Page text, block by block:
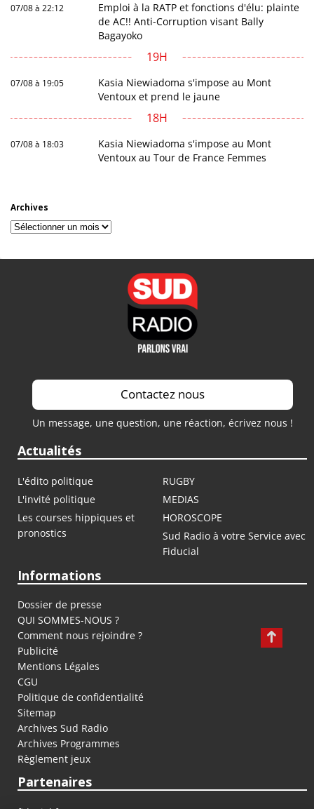
07/08 à 22:12
Emploi à la RATP et fonctions d'élu: plainte
de AC!! Anti-Corruption visant Bally
Bagayoko
19H
07/08 à 19:05
Kasia Niewiadoma s'impose au Mont
Ventoux et prend le jaune
18H
07/08 à 18:03
Kasia Niewiadoma s'impose au Mont
Ventoux au Tour de France Femmes
Archives
Archives
Contactez nous
Un message, une question, une réaction, écrivez nous !
Actualités
L'édito politique
RUGBY
L'invité politique
MEDIAS
Les courses hippiques et
pronostics
HOROSCOPE
Sud Radio à votre Service avec
Fiducial
Informations
Dossier de presse
QUI SOMMES-NOUS ?
Comment nous rejoindre ?
Publicité
Mentions Légales
CGU
Politique de confidentialité
Sitemap
Archives Sud Radio
Archives Programmes
Règlement jeux
Partenaires